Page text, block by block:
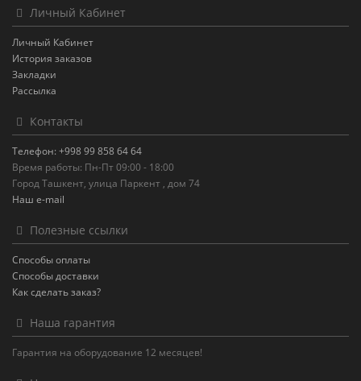
Личный Кабинет
Личный Кабинет
История заказов
Закладки
Рассылка
Контакты
Телефон: +998 99 858 64 64
Время работы: Пн-Пт 09:00 - 18:00
Город Ташкент, улица Паркент , дом 74
Наш e-mail
Полезные ссылки
Способы оплаты
Способы доставки
Как сделать заказ?
Наша гарантия
Гарантия на оборудование 12 месяцев!